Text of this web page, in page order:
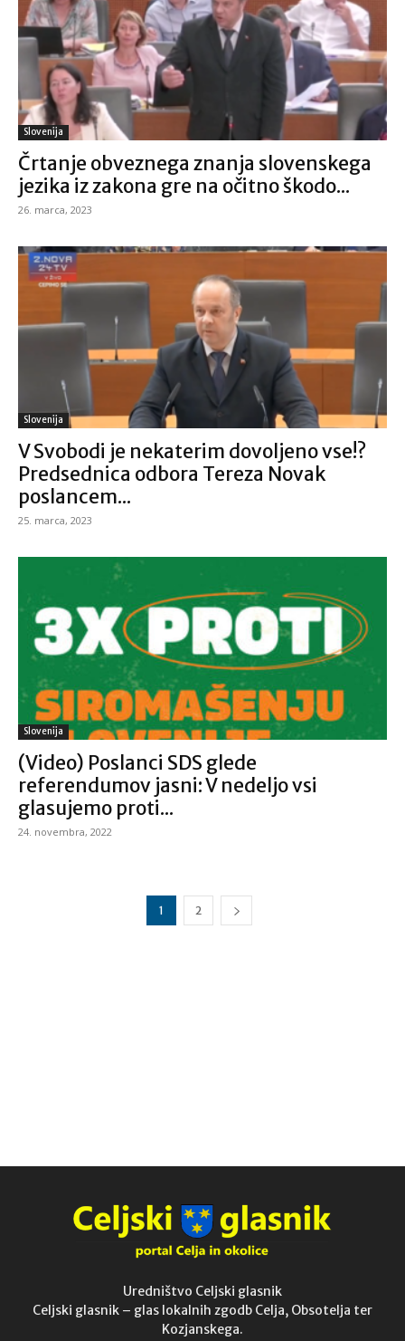
Slovenija
Črtanje obveznega znanja slovenskega
jezika iz zakona gre na očitno škodo...
26. marca, 2023
Slovenija
V Svobodi je nekaterim dovoljeno vse!?
Predsednica odbora Tereza Novak
poslancem...
25. marca, 2023
Slovenija
(Video) Poslanci SDS glede
referendumov jasni: V nedeljo vsi
glasujemo proti...
24. novembra, 2022
1 2
Uredništvo Celjski glasnik
Celjski glasnik – glas lokalnih zgodb Celja, Obsotelja ter
Kozjanskega.